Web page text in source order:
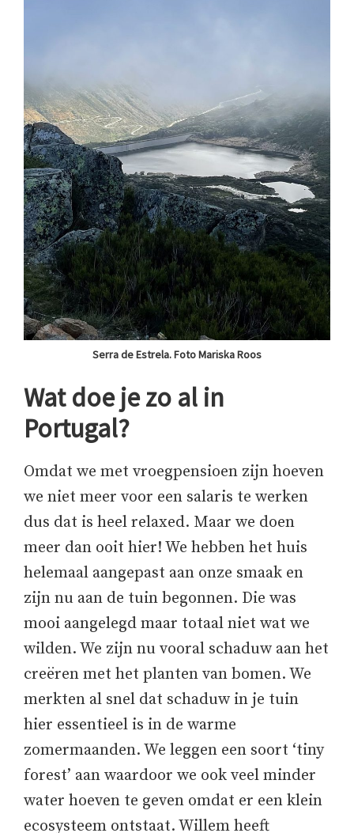
Serra de Estrela. Foto Mariska Roos
Wat doe je zo al in
Portugal?
Omdat we met vroegpensioen zijn hoeven
we niet meer voor een salaris te werken
dus dat is heel relaxed. Maar we doen
meer dan ooit hier! We hebben het huis
helemaal aangepast aan onze smaak en
zijn nu aan de tuin begonnen. Die was
mooi aangelegd maar totaal niet wat we
wilden. We zijn nu vooral schaduw aan het
creëren met het planten van bomen. We
merkten al snel dat schaduw in je tuin
hier essentieel is in de warme
zomermaanden. We leggen een soort ‘tiny
forest’ aan waardoor we ook veel minder
water hoeven te geven omdat er een klein
ecosysteem ontstaat. Willem heeft